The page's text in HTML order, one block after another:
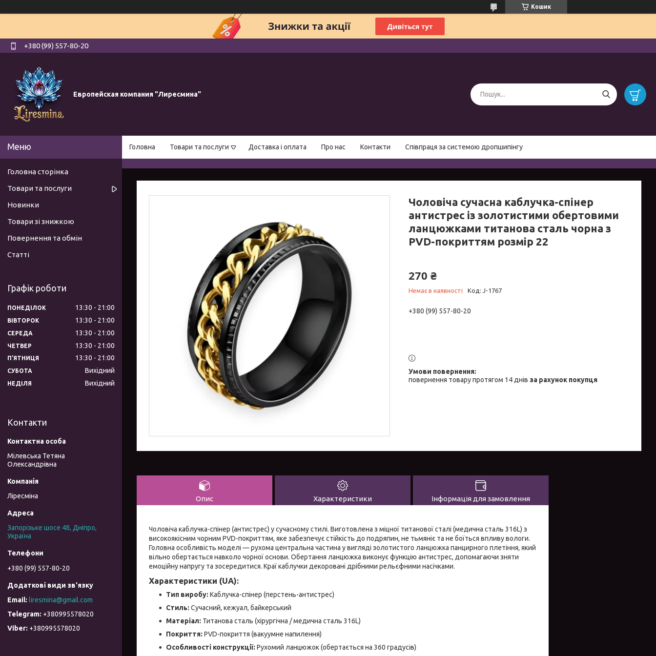
Кошик
+380 (99) 557-80-20
Европейская компания "Лиресмина"
Головна Товари та послуги Доставка і оплата Про нас Контакти Співпраця за системою дропшипінгу
Чоловіча сучасна каблучка-спінер
антистрес із золотистими обертовими
ланцюжками титанова сталь чорна з
PVD-покриттям розмір 22
270 ₴
Немає в наявності Код: J-1767
+380 (99) 557-80-20
повернення товару протягом 14 днів за рахунок покупця
Опис Характеристики Інформація для замовлення
Чоловіча каблучка-спінер (антистрес) у сучасному стилі. Виготовлена з міцної титанової сталі (медична сталь 316L) з
високоякісним чорним PVD-покриттям, яке забезпечує стійкість до подряпин, не тьмяніє та не боїться впливу вологи.
Головна особливість моделі — рухома центральна частина у вигляді золотистого ланцюжка панцирного плетіння, який
вільно обертається навколо чорної основи. Обертання ланцюжка виконує функцію антистрес, допомагаючи зняти
емоційну напругу та зосередитися. Краї каблучки декоровані дрібними рельєфними насічками.
Характеристики (UA):
Тип виробу: Каблучка-спінер (перстень-антистрес)
Стиль: Сучасний, кежуал, байкерський
Матеріал: Титанова сталь (хірургічна / медична сталь 316L)
Покриття: PVD-покриття (вакуумне напилення)
Особливості конструкції: Рухомий ланцюжок (обертається на 360 градусів)
Головна сторінка
Товари та послуги
Новинки
Товари зі знижкою
Повернення та обмін
Статті
Графік роботи
ПОНЕДІЛОК 13:30 21:00
ВІВТОРОК 13:30 21:00
СЕРЕДА 13:30 21:00
ЧЕТВЕР 13:30 21:00
ПʼЯТНИЦЯ 13:30 21:00
СУБОТА Вихідний
НЕДІЛЯ Вихідний
Контакти
Мілевська Тетяна
Олександрівна
Ліресміна
Запорізьке шосе 48, Дніпро,
Україна
+380 (99) 557-80-20
liresmina@gmail.com
+380995578020
+380995578020